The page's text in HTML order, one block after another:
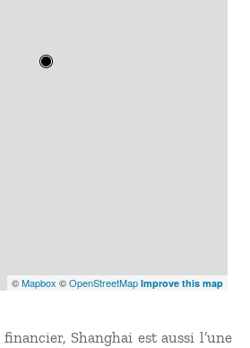
©Mapbox ©OpenStreetMap Improve this map
Shanghai est aussi l’une